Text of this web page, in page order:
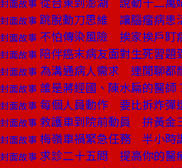
封面故事
封面故事 跳脫動刀思維 讓腦瘤病患
封面故事 不怕傳染風險 挨家挨戶盯
封面故事 陪伴癌末病友面對生死習題
封面故事 為溝通病人需求 連閒聊都
封面故事 誰是蔣經國、陳水扁的醫師
封面故事 每個人員動作 要比拆炸彈
封面故事 救護車到院前動員 拚黃金
封面故事 梅嶺車禍緊急任務 半小時
封面故事 求診二十五問 提高你的醫